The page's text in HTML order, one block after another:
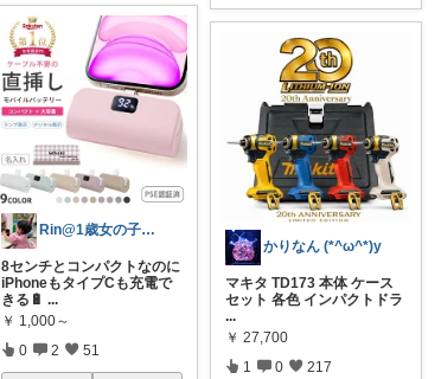
Rin@1歳女の子ママ
8センチとコンパクトなのに
iPhoneもタイプCも充電で
きる🔋 ...
￥ 1,000～
0 2 51
かりなん (*^ω^*)y
マキタ TD173 本体 ケース
セット 各色 インパクトドラ
...
￥ 27,700
1 0 217